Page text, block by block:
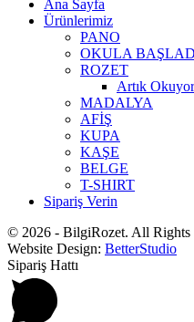
Ana Sayfa
Ürünlerimiz
PANO
OKULA
ROZET
Artık
MADALYA
AFİŞ
KUPA
KAŞE
BELGE
T-SHIRT
Sipariş Verin
© 2026 - BilgiRozet. All Rights
Website Design: BetterStudio
Sipariş Hattı